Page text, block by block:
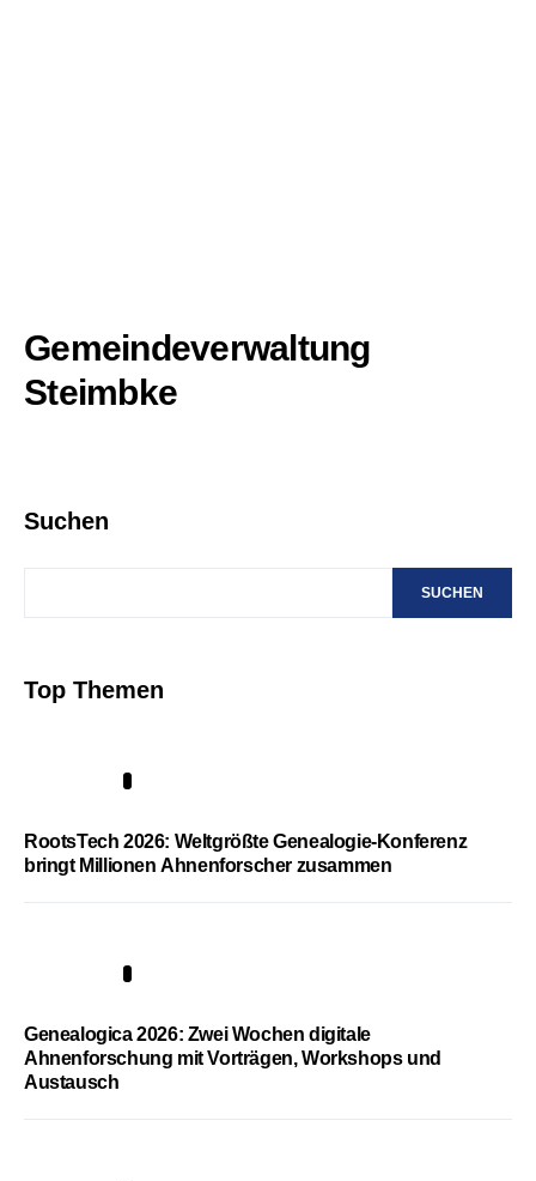
Gemeindeverwaltung
Steimbke
Suchen
SUCHEN
Top Themen
RootsTech 2026: Weltgrößte Genealogie-Konferenz
bringt Millionen Ahnenforscher zusammen
Genealogica 2026: Zwei Wochen digitale
Ahnenforschung mit Vorträgen, Workshops und
Austausch